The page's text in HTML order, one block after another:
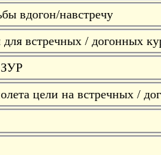
вдогон/навстречу
для встречных / догонных
ЗУР
цели на встречных /